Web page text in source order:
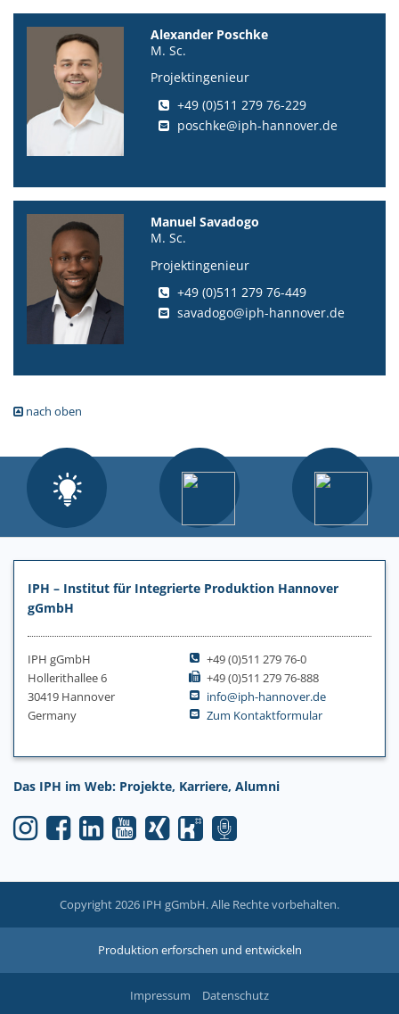
Alexander Poschke
M. Sc.
Projektingenieur
+49 (0)511 279 76-229
poschke@iph-hannover.de
Manuel Savadogo
M. Sc.
Projektingenieur
+49 (0)511 279 76-449
savadogo@iph-hannover.de
nach oben
IPH – Institut für Integrierte Produktion Hannover
gGmbH
IPH gGmbH
Hollerithallee 6
30419 Hannover
Germany
+49 (0)511 279 76-0
+49 (0)511 279 76-888
info@iph-hannover.de
Zum Kontaktformular
Das IPH im Web: Projekte, Karriere, Alumni
Copyright 2026 IPH gGmbH. Alle Rechte vorbehalten.
Produktion erforschen und entwickeln
Impressum Datenschutz